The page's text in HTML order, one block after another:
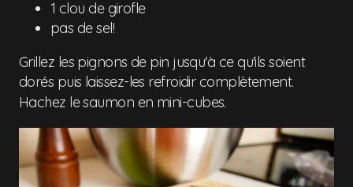
1 clou de girofle
pas de sel!
Grillez les pignons de pin jusqu'à ce qu'ils soient
dorés puis laissez-les refroidir complètement.
Hachez le saumon en mini-cubes.